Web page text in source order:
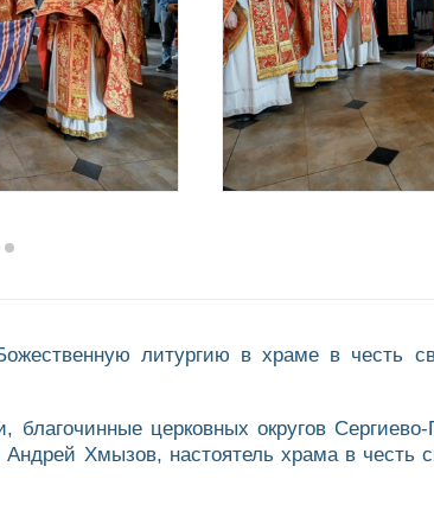
литургию в храме в честь
церковных округов
Андрей Хмызов, настоятель храма в честь